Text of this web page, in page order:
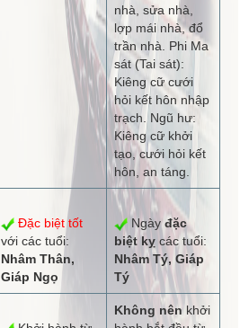
nhà, sửa nhà,
lợp mái nhà, đổ
trần nhà. Phi Ma
sát (Tai sát):
Kiêng cữ cưới
hỏi kết hôn nhập
trạch. Ngũ hư:
Kiêng cữ khởi
tạo, cưới hỏi kết
hôn, an táng.
Đặc biệt tốt
với các tuổi:
Nhâm Thân,
Giáp Ngọ
Ngàyđặc
biệt kỵcác tuổi:
Nhâm Tý, Giáp
Tý
Không nên khởi